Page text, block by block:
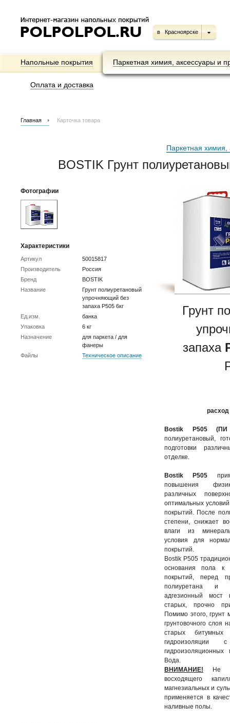
в Красноярске
Напольные покрытия Паркетная химия, аксессуары и
Оплата и доставка
Главная Карточка товара
Паркетная химия,
BOSTIK Грунт
Фотографии
Характеристики
Артикул
50015817
Производитель
Россия
Бренд
BOSTIK
Название
Грунт полиуретановый
упрочняющий без
запаха P505 6кг
Ед.изм.
банка
Упаковка
6 кг
Назначение
для паркета / для
фанеры
Файлы
Техническое описание
Грунт
запаха
расход
Bostik P505
полиуретановый,
подготовки
отделке.
Bostik P505
повышения
различных
оптимальных
покрытий. После
степени, снижает
влаги из
условия для
покрытий.
Bostik P505
основания пола к
покрытий, перед
полиуретана и
адгезионный мост
старых, прочно
Помимо этого, грунт
грунтовочного слоя
старых
гидроизоляции
Вода.
ВНИМАНИЕ! Не
восходящего
магнезиальных и
применяется в
наливные полы.